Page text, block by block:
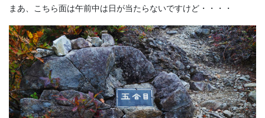
まあ、こちら面は午前中は日が当たらないですけど・・・・